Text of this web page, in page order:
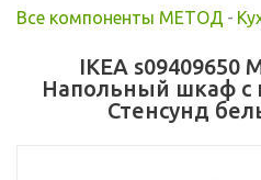
Все компоненты МЕТОД -
IKEA
Напольный шкаф с
Стенсунд